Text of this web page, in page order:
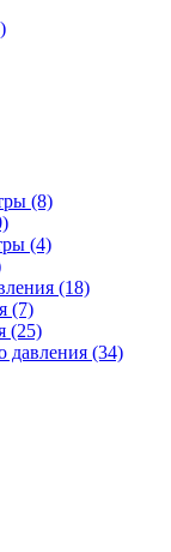
(8)
(4)
(18)
(7)
(25)
давления (34)